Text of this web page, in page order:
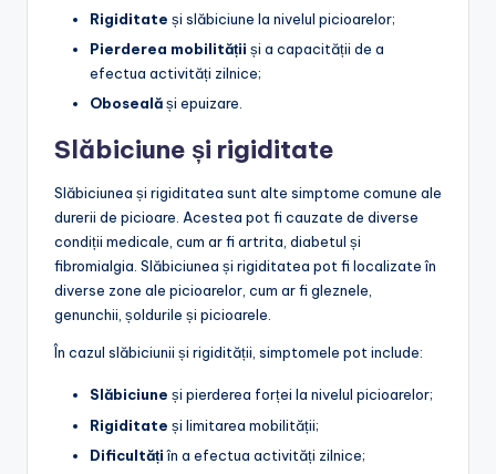
Rigiditate și slăbiciune la nivelul picioarelor;
Pierderea mobilității și a capacității de a
efectua activități zilnice;
Obosealăși epuizare.
Slăbiciune și rigiditate
Slăbiciunea și rigiditatea sunt alte simptome comune ale
durerii de picioare. Acestea pot fi cauzate de diverse
condiții medicale, cum ar fi artrita, diabetul și
fibromialgia. Slăbiciunea și rigiditatea pot fi localizate în
diverse zone ale picioarelor, cum ar fi gleznele,
genunchii, șoldurile și picioarele.
În cazul slăbiciunii și rigidității, simptomele pot include:
Slăbiciune și pierderea forței la nivelul picioarelor;
Rigiditate și limitarea mobilității;
Dificultățiîn a efectua activități zilnice;